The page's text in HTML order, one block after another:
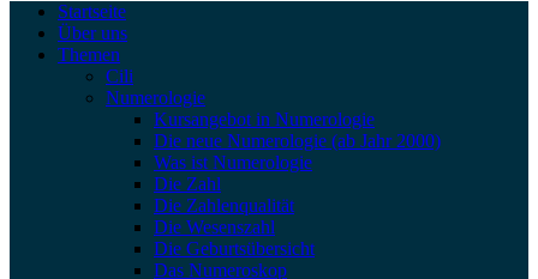
Startseite
Über uns
Themen
Cili
Numerologie
Kursangebot in Numerologie
Die neue Numerologie (ab Jahr 2000)
Was ist Numerologie
Die Zahl
Die Zahlenqualität
Die Wesenszahl
Die Geburtsübersicht
Das Numeroskop